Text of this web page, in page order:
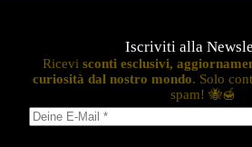
Iscriviti alla
Ricevisconti esclusivi,
curiosità dal nostro mondo. Solo
spam! 🐝🍯